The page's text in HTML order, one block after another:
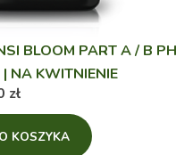
BLOOM PART A / B PH
NA KWITNIENIE
zł
KOSZYKA